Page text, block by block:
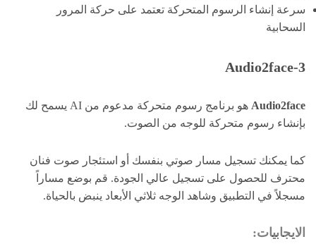
سرعة إنشاء الرسوم المتحركة تعتمد على حركة المرور
السحابية
3-Audio2face
Audio2face
هو برنامج رسوم متحركة مدعوم من AI يسمح لك
بإنشاء رسوم متحركة للوجه من الصوت.
كما يمكنك تسجيل مسار صوتي بنفسك أو استئجار صوت فنان
محترف للحصول على تسجيل عالي الجودة. قم بوضع مساراً
مسجلاً في التطبيق وشاهد الوجه ثلاثي الأبعاد ينبض بالحياة.
الايجابيات: